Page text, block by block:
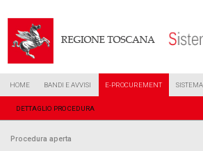
HOME BANDI E AVVISI E-PROCUREMENT
DETTAGLIO PROCEDURA
Procedura aperta